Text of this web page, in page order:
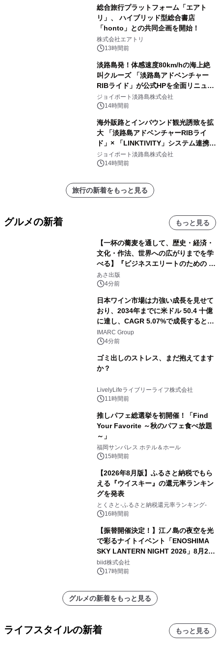
総合旅行プラットフォーム「エアト
リ」、 ハイブリッド型総合書店
「honto」との共同企画を開始！
株式会社エアトリ
13時間前
淡路島発！体感速度80km/hの海上絶
叫クルーズ 「淡路島アドベンチャー
RIBライド」が公式HPを全面リニュー
アル！ ～スマホで即予約完了の「スマ
ート設計」へ刷新～
ジョイポート淡路島株式会社
14時間前
海外販路とインバウンド観光誘致を拡
大 「淡路島アドベンチャーRIBライ
ド」× 「LINKTIVITY」システム連携を
開始！
ジョイポート淡路島株式会社
14時間前
旅行の新着をもっと見る
グルメの新着 もっと見る
【一杯の蕎麦を通して、歴史・経済・
文化・作法、世界への広がりまでを学
べる】『ビジネスエリートのための 教
養としての蕎麦』2026年8月25日
（火）発売
あさ出版
4分前
日本ワイン市場は力強い成長を見せて
おり、2034年までに米ドル 50.4 十億
に達し、CAGR 5.07%で成長すると予
測
IMARC Group
4分前
ゴミ出しのストレス、まだ抱えてます
か？
LivelyLifeライブリーライフ株式会社
11時間前
推しパフェ総選挙を初開催！「Find
Your Favorite ～秋のパフェ食べ放題
～」
福岡サンパレス ホテル＆ホール
15時間前
【2026年8月版】ふるさと納税でもら
える『ウイスキー』の還元率ランキン
グを発表
とくさと-ふるさと納税還元率ランキング-
16時間前
【振替開催決定！】江ノ島の夜空を光
で彩るナイトイベント「ENOSHIMA
SKY LANTERN NIGHT 2026」8月22
日(土)振替開催＆受付スタート！
biid株式会社
17時間前
グルメの新着をもっと見る
ライフスタイルの新着 もっと見る